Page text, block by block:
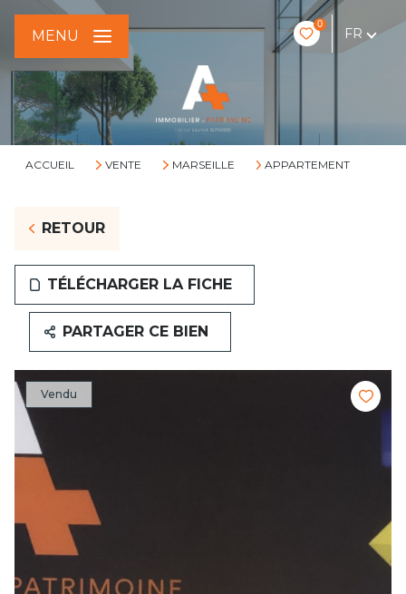
0
FR
MENU
ACCUEIL VENTE MARSEILLE APPARTEMENT
RETOUR
TÉLÉCHARGER LA FICHE
PARTAGER CE BIEN
Vendu